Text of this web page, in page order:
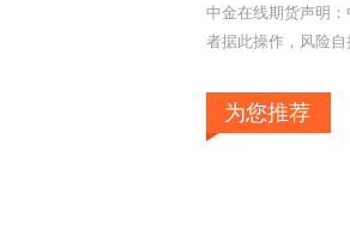
中金在线期货声明
者据此操作，风险自
为您推荐